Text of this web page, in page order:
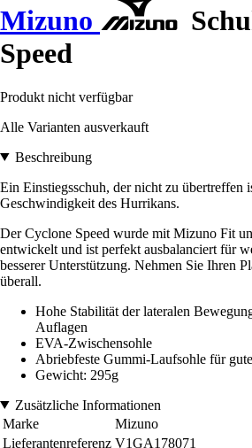
Mizuno
Speed
Produkt nicht verfügbar
Alle Varianten ausverkauft
Beschreibung
Ein Einstiegsschuh, der nicht zu übertreffen
Geschwindigkeit des Hurrikans.
Der Cyclone Speed wurde mit Mizuno Fit
entwickelt und ist perfekt ausbalanciert für
besserer Unterstützung. Nehmen Sie Ihren
überall.
Hohe Stabilität der lateralen
Auflagen
EVA-Zwischensohle
Abriebfeste Gummi-Laufsohle für
Gewicht: 295g
Zusätzliche Informationen
Marke
Mizuno
Lieferantenreferenz V1GA178071